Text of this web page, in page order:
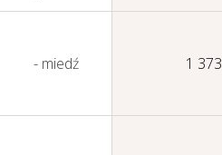
- miedź 1 373